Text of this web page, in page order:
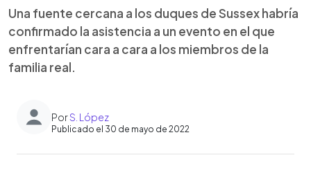
Una fuente cercana a los duques de Sussex habría
confirmado la asistencia a un evento en el que
enfrentarían cara a cara a los miembros de la
familia real.
PorS. López
Publicado el 30 de mayo de 2022